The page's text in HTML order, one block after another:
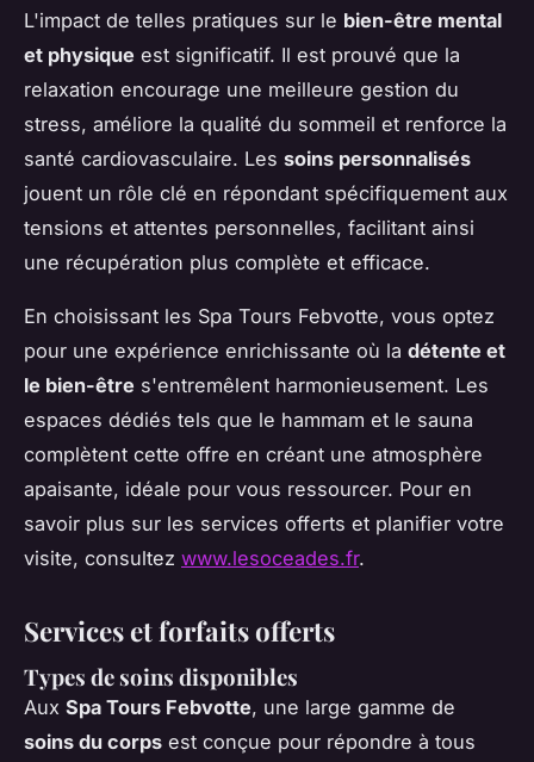
L'impact de telles pratiques sur le bien-être mental
et physique est significatif. Il est prouvé que la
relaxation encourage une meilleure gestion du
stress, améliore la qualité du sommeil et renforce la
santé cardiovasculaire. Les soins personnalisés
jouent un rôle clé en répondant spécifiquement aux
tensions et attentes personnelles, facilitant ainsi
une récupération plus complète et efficace.
En choisissant les Spa Tours Febvotte, vous optez
pour une expérience enrichissante où la détente et
le bien-être s'entremêlent harmonieusement. Les
espaces dédiés tels que le hammam et le sauna
complètent cette offre en créant une atmosphère
apaisante, idéale pour vous ressourcer. Pour en
savoir plus sur les services offerts et planifier votre
visite, consultez www.lesoceades.fr.
Services et forfaits offerts
Types de soins disponibles
Aux Spa Tours Febvotte, une large gamme de
soins du corps est conçue pour répondre à tous